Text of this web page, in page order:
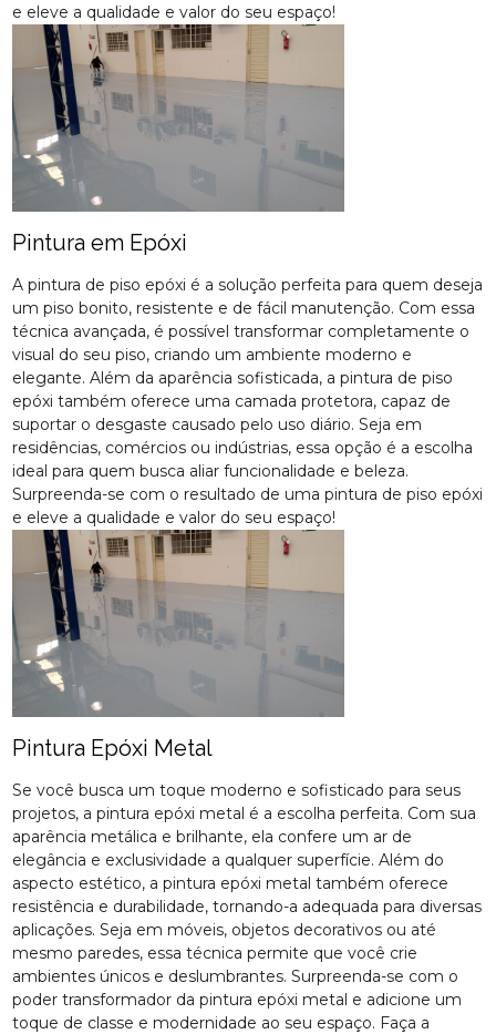
e eleve a qualidade e valor do seu espaço!
Pintura em Epóxi
A pintura de piso epóxi é a solução perfeita para quem deseja
um piso bonito, resistente e de fácil manutenção. Com essa
técnica avançada, é possível transformar completamente o
visual do seu piso, criando um ambiente moderno e
elegante. Além da aparência sofisticada, a pintura de piso
epóxi também oferece uma camada protetora, capaz de
suportar o desgaste causado pelo uso diário. Seja em
residências, comércios ou indústrias, essa opção é a escolha
ideal para quem busca aliar funcionalidade e beleza.
Surpreenda-se com o resultado de uma pintura de piso epóxi
e eleve a qualidade e valor do seu espaço!
Pintura Epóxi Metal
Se você busca um toque moderno e sofisticado para seus
projetos, a pintura epóxi metal é a escolha perfeita. Com sua
aparência metálica e brilhante, ela confere um ar de
elegância e exclusividade a qualquer superfície. Além do
aspecto estético, a pintura epóxi metal também oferece
resistência e durabilidade, tornando-a adequada para diversas
aplicações. Seja em móveis, objetos decorativos ou até
mesmo paredes, essa técnica permite que você crie
ambientes únicos e deslumbrantes. Surpreenda-se com o
poder transformador da pintura epóxi metal e adicione um
toque de classe e modernidade ao seu espaço. Faça a